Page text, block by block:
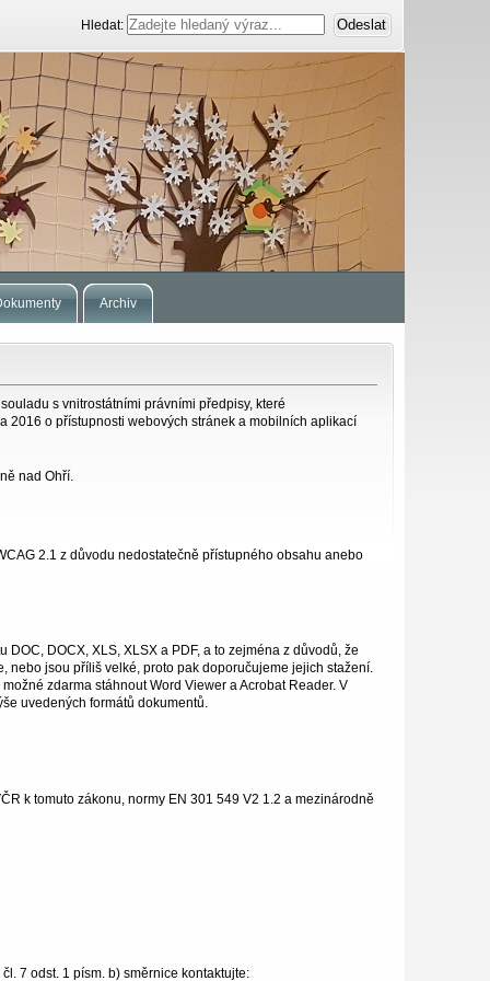
Hledat:
Archiv
s vnitrostátními právními předpisy, které
2016 o přístupnosti webových stránek a mobilních aplikací
nad Ohří.
2.1 z důvodu nedostatečně přístupného obsahu anebo
DOCX, XLS, XLSX a PDF, a to zejména z důvodů, že
nebo jsou příliš velké, proto pak doporučujeme jejich stažení.
zdarma stáhnout Word Viewer a Acrobat Reader. V
uvedených formátů dokumentů.
k tomuto zákonu, normy EN 301 549 V2 1.2 a mezinárodně
7 odst. 1 písm. b) směrnice kontaktujte: